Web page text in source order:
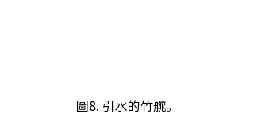
圖8. 引水的竹艞。